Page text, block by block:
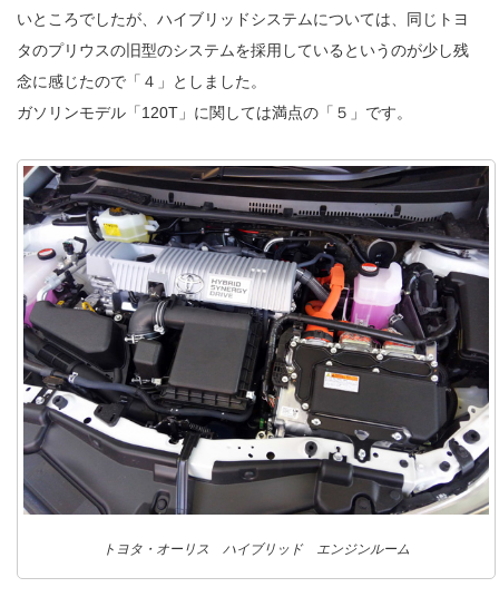
いところでしたが、ハイブリッドシステムについては、同じトヨ
タのプリウスの旧型のシステムを採用しているというのが少し残
念に感じたので「４」としました。
ガソリンモデル「120T」に関しては満点の「５」です。
トヨタ・オーリス ハイブリッド エンジンルーム